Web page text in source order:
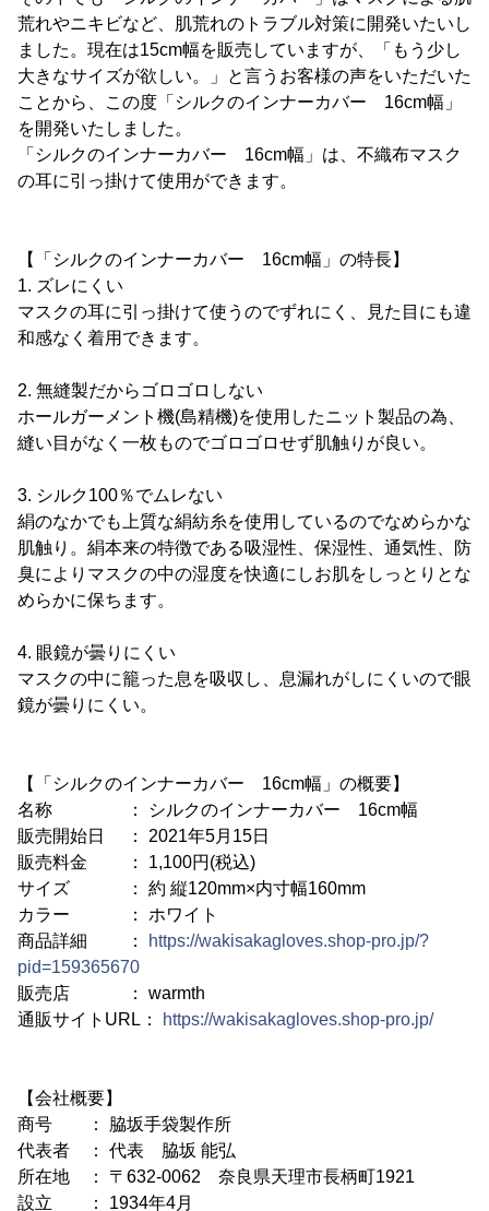
荒れやニキビなど、肌荒れのトラブル対策に開発いたいし
ました。現在は15cm幅を販売していますが、「もう少し
大きなサイズが欲しい。」と言うお客様の声をいただいた
ことから、この度「シルクのインナーカバー 16cm幅」
を開発いたしました。
「シルクのインナーカバー 16cm幅」は、不織布マスク
の耳に引っ掛けて使用ができます。
【「シルクのインナーカバー 16cm幅」の特長】
1. ズレにくい
マスクの耳に引っ掛けて使うのでずれにく、見た目にも違
和感なく着用できます。
2. 無縫製だからゴロゴロしない
ホールガーメント機(島精機)を使用したニット製品の為、
縫い目がなく一枚ものでゴロゴロせず肌触りが良い。
3. シルク100％でムレない
絹のなかでも上質な絹紡糸を使用しているのでなめらかな
肌触り。絹本来の特徴である吸湿性、保湿性、通気性、防
臭によりマスクの中の湿度を快適にしお肌をしっとりとな
めらかに保ちます。
4. 眼鏡が曇りにくい
マスクの中に籠った息を吸収し、息漏れがしにくいので眼
鏡が曇りにくい。
【「シルクのインナーカバー 16cm幅」の概要】
名称 ： シルクのインナーカバー 16cm幅
販売開始日 ： 2021年5月15日
販売料金 ： 1,100円(税込)
サイズ ： 約 縦120mm×内寸幅160mm
カラー ： ホワイト
商品詳細 ：
https://wakisakagloves.shop-pro.jp/?
pid=159365670
販売店 ： warmth
通販サイトURL：
https://wakisakagloves.shop-pro.jp/
【会社概要】
商号 ： 脇坂手袋製作所
代表者 ： 代表 脇坂 能弘
所在地 ： 〒632-0062 奈良県天理市長柄町1921
設立 ： 1934年4月